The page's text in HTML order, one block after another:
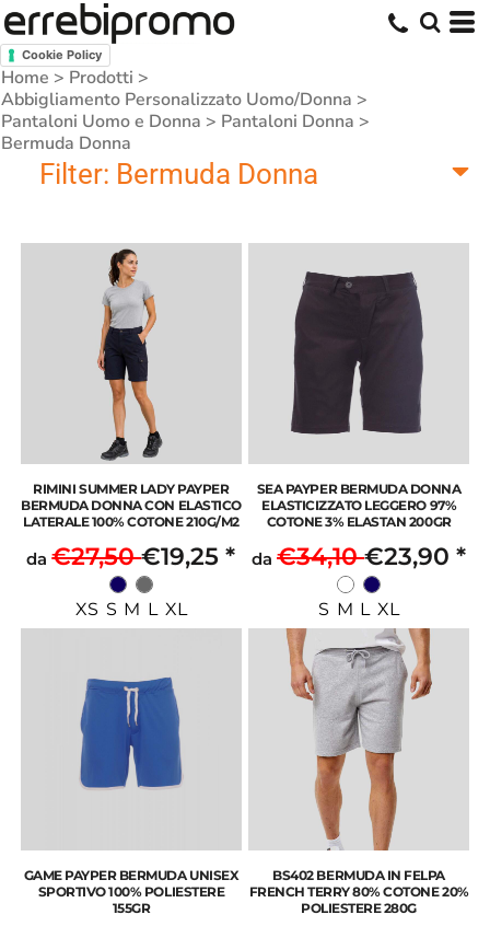
Cookie Policy
Home > Prodotti >
Abbigliamento Personalizzato Uomo/Donna >
Pantaloni Uomo e Donna > Pantaloni Donna >
Bermuda Donna
Filter: Bermuda Donna
RIMINI SUMMER LADY PAYPER
BERMUDA DONNA CON ELASTICO
LATERALE 100% COTONE 210G/M2
da€27,50€19,25*
XS S M L XL
SEA PAYPER BERMUDA DONNA
ELASTICIZZATO LEGGERO 97%
COTONE 3% ELASTAN 200GR
da€34,10€23,90*
S M L XL
GAME PAYPER BERMUDA UNISEX
SPORTIVO 100% POLIESTERE
155GR
BS402 BERMUDA IN FELPA
FRENCH TERRY 80% COTONE 20%
POLIESTERE 280G